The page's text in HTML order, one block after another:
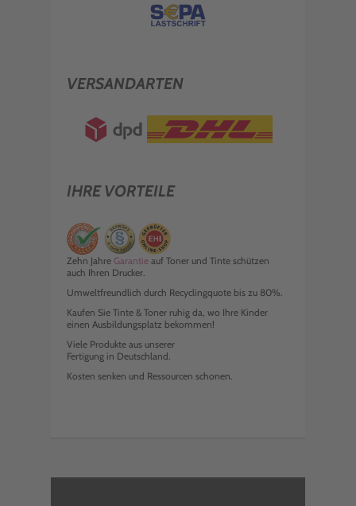
VERSANDARTEN
IHRE VORTEILE
Zehn Jahre Garantie auf Toner und Tinte schützen
auch Ihren Drucker.
Umweltfreundlich durch Recyclingquote bis zu 80%.
Kaufen Sie Tinte & Toner ruhig da, wo Ihre Kinder
einen Ausbildungsplatz bekommen!
Viele Produkte aus unserer
Fertigung in Deutschland.
Kosten senken und Ressourcen schonen.